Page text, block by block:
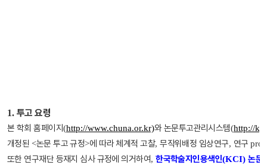
1. 투고 요령
본 학회 홈페이지(http://www.chuna.or.kr)와 논문투고관리시스템(http://
개정된 <논문 투고 규정>에 따라 체계적 고찰,무작위배정 임상연구, 연구
또한 연구재단 등재지 심사 규정에 의거하여,한국학술지인용색인(KCI)논문